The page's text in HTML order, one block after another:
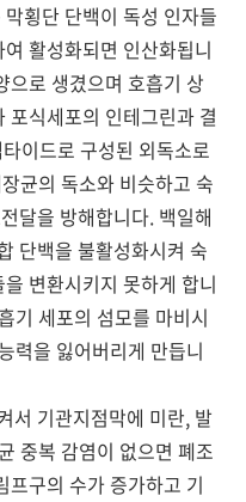
횡단 단백이 독성 인자들
활성화되면 인산화됩니
으로 생겼으며 호흡기 상
식세포의 인테그린과 결
이드로 구성된 외독소로
균의 독소와 비슷하고 숙
달을 방해합니다. 백일해
단백을 불활성화시켜 숙
변환시키지 못하게 합니
기 세포의 섬모를 마비시
력을 잃어버리게 만듭니
서 기관지점막에 미란, 발
중복 감염이 없으면 폐조
프구의 수가 증가하고 기